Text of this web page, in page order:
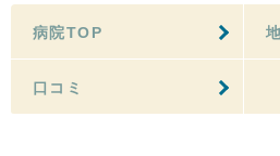
病院TOP
口コミ